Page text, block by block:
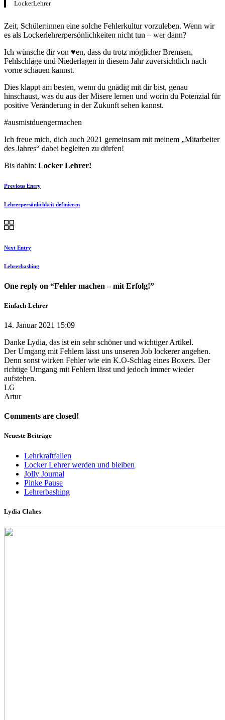
LockerLehrer
Zeit, Schüler:innen eine solche Fehlerkultur vorzuleben. Wenn wir
es als Lockerlehrerpersönlichkeiten nicht tun – wer dann?
Ich wünsche dir von ♥️en, dass du trotz möglicher Bremsen,
Fehlschläge und Niederlagen in diesem Jahr zuversichtlich nach
vorne schauen kannst.
Dies klappt am besten, wenn du gnädig mit dir bist, genau
hinschaust, was du aus der Misere lernen und worin du Potenzial für
positive Veränderung in der Zukunft sehen kannst.
#ausmistduengermachen
Ich freue mich, dich auch 2021 gemeinsam mit meinem „Mitarbeiter
des Jahres“ dabei begleiten zu dürfen!
Bis dahin: Locker Lehrer!
Previous Entry
Lehrerpersönlichkeit definieren
Next Entry
Lehrerbashing
One reply on “Fehler machen – mit Erfolg!”
Einfach-Lehrer
14. Januar 2021 15:09
Danke Lydia, das ist ein sehr schöner und wichtiger Artikel.
Der Umgang mit Fehlern lässt uns unseren Job lockerer angehen.
Denn sonst wirken Fehler wie ein K.O-Schlag eines Boxers. Der
richtige Umgang mit Fehlern lässt und jedoch immer wieder
aufstehen.
LG
Artur
Comments are closed!
Neueste Beiträge
Lehrkraftfallen
Locker Lehrer werden und bleiben
Jolly Journal
Pinke Pause
Lehrerbashing
Lydia Clahes